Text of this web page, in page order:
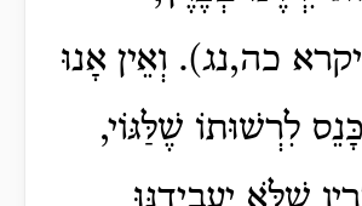
כה,נג). וְאֵין אָנוּ
לִרְשׁוּתוֹ שֶׁלַּגּוֹי,